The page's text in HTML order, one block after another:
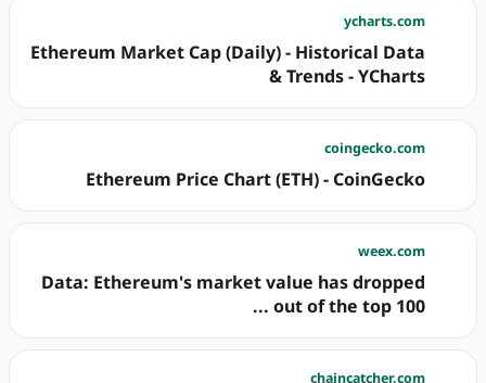
ycharts.com
Ethereum Market Cap (Daily) - Historical Data
& Trends - YCharts
coingecko.com
Ethereum Price Chart (ETH) - CoinGecko
weex.com
Data: Ethereum's market value has dropped
out of the top 100 ...
chaincatcher.com